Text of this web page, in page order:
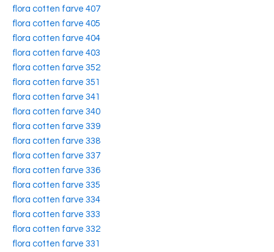
flora cotten farve 407
flora cotten farve 405
flora cotten farve 404
flora cotten farve 403
flora cotten farve 352
flora cotten farve 351
flora cotten farve 341
flora cotten farve 340
flora cotten farve 339
flora cotten farve 338
flora cotten farve 337
flora cotten farve 336
flora cotten farve 335
flora cotten farve 334
flora cotten farve 333
flora cotten farve 332
flora cotten farve 331